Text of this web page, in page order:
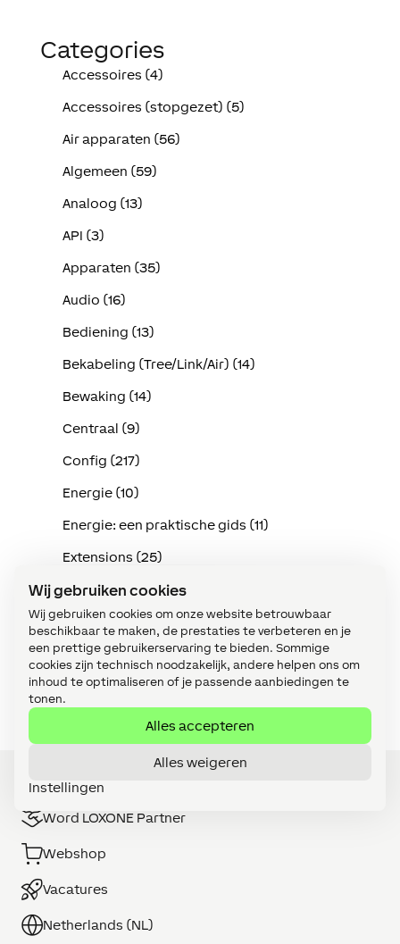
Wij gebruiken cookies
Wij gebruiken cookies om onze website betrouwbaar
beschikbaar te maken, de prestaties te verbeteren en je
een prettige gebruikerservaring te bieden. Sommige
cookies zijn technisch noodzakelijk, andere helpen ons om
inhoud te optimaliseren of je passende aanbiedingen te
tonen.
Alles accepteren
Alles weigeren
Instellingen
Categories
Accessoires (4)
Accessoires (stopgezet) (5)
Air apparaten (56)
Algemeen (59)
Analoog (13)
API (3)
Apparaten (35)
Audio (16)
Bediening (13)
Bekabeling (Tree/Link/Air) (14)
Bewaking (14)
Centraal (9)
Config (217)
Energie (10)
Energie: een praktische gids (11)
Extensions (25)
Functiebouwstenen (11)
Implementatie in de praktijk (114)
Intercom (3)
Klimaat (15)
Word LOXONE Partner
Webshop
Vacatures
Netherlands (NL)